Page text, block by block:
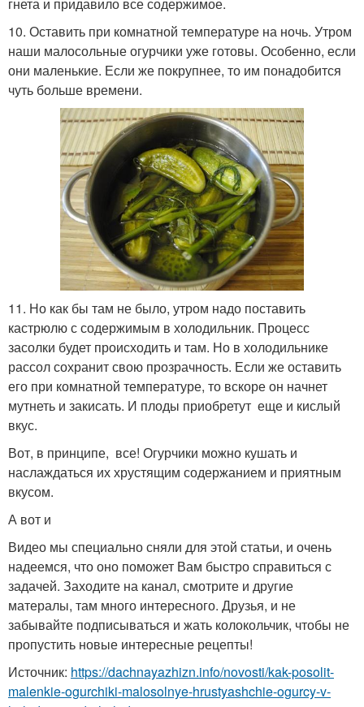
10. Оставить при комнатной температуре на ночь. Утром
наши малосольные огурчики уже готовы. Особенно, если
они маленькие. Если же покрупнее, то им понадобится
чуть больше времени.
11. Но как бы там не было, утром надо поставить
кастрюлю с содержимым в холодильник. Процесс
засолки будет происходить и там. Но в холодильнике
рассол сохранит свою прозрачность. Если же оставить
его при комнатной температуре, то вскоре он начнет
мутнеть и закисать. И плоды приобретут еще и кислый
вкус.
Вот, в принципе, все! Огурчики можно кушать и
наслаждаться их хрустящим содержанием и приятным
вкусом.
А вот и
Видео мы специально сняли для этой статьи, и очень
надеемся, что оно поможет Вам быстро справиться с
задачей. Заходите на канал, смотрите и другие
матералы, там много интересного. Друзья, и не
забывайте подписываться и жать колокольчик, чтобы не
пропустить новые интересные рецепты!
Источник: https://dachnayazhizn.info/novosti/kak-posolit-
malenkie-ogurchiki-malosolnye-hrustyashchie-ogurcy-v-